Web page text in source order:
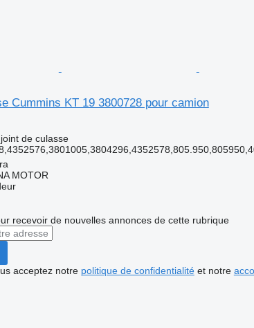
Cummins KT 19 3800728 pour camion
de culasse
MOTOR
recevoir de nouvelles annonces de cette rubrique
acceptez notre politique de confidentialitéet notre